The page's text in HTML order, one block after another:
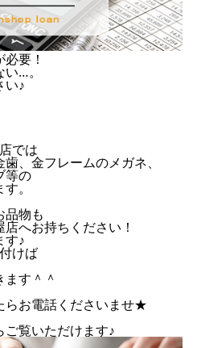
要！
…。
い♪
では
、金フレームのメガネ、
等の
。
品物も
へお持ちください！
す♪
けば
す＾＾
らお電話くださいませ★
覧いただけます♪